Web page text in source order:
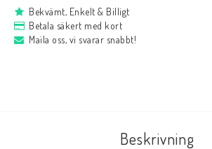
Bekvämt, Enkelt & Billigt
Betala säkert med kort
Maila oss, vi svarar snabbt!
Beskrivning